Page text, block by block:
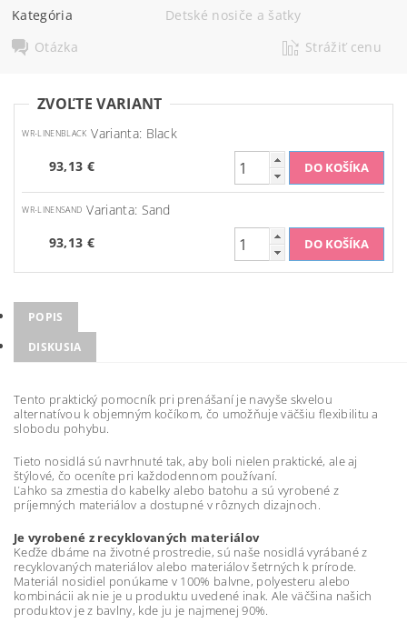
Kategória
Detské nosiče a šatky
Otázka
Strážiť cenu
ZVOĽTE VARIANT
WR-LINENBLACK Varianta: Black
93,13 €
WR-LINENSAND Varianta: Sand
93,13 €
POPIS
DISKUSIA
Tento praktický pomocník pri prenášaní je navyše skvelou
alternatívou k objemným kočíkom, čo umožňuje väčšiu flexibilitu a
slobodu pohybu.
Tieto nosidlá sú navrhnuté tak, aby boli nielen praktické, ale aj
štýlové, čo oceníte pri každodennom používaní.
Ľahko sa zmestia do kabelky alebo batohu a sú vyrobené z
príjemných materiálov a dostupné v rôznych dizajnoch.
Je vyrobené z recyklovaných materiálov
Keďže dbáme na životné prostredie, sú naše nosidlá vyrábané z
recyklovaných materiálov alebo materiálov šetrných k prírode.
Materiál nosidiel ponúkame v 100% balvne, polyesteru alebo
kombinácii ak nie je u produktu uvedené inak. Ale väčšina našich
produktov je z bavlny, kde ju je najmenej 90%.